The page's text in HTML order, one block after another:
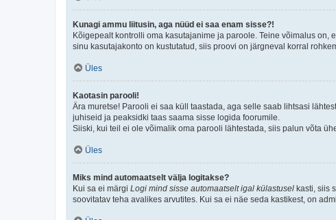
Kunagi ammu liitusin, aga nüüd ei saa enam sisse?!
Kõigepealt kontrolli oma kasutajanime ja paroole. Teine võimalus on,
sinu kasutajakonto on kustutatud, siis proovi on järgneval korral
Üles
Kaotasin parooli!
Ära muretse! Parooli ei saa küll taastada, aga selle saab lihtsasi
juhiseid ja peaksidki taas saama sisse logida foorumile.
Siiski, kui teil ei ole võimalik oma parooli lähtestada, siis palun võta
Üles
Miks mind automaatselt välja logitakse?
Kui sa ei märgi Logi mind sisse automaatselt igal külastusel kasti, siis
soovitatav teha avalikes arvutites. Kui sa ei näe seda kastikest, on